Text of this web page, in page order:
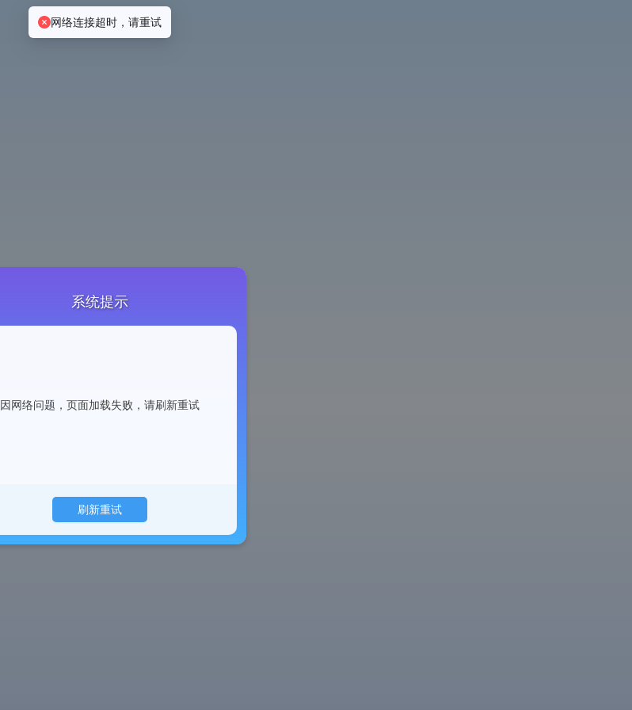
系统提示
因网络问题，页面加载失败，请刷新重试
刷新重试
网络连接超时，请重试